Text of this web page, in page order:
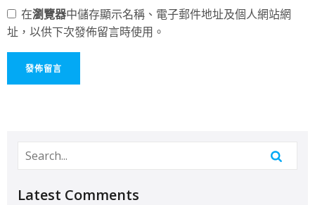
在瀏覽器中儲存顯示名稱、電子郵件地址及個人網站網
址，以供下次發佈留言時使用。
Latest Comments